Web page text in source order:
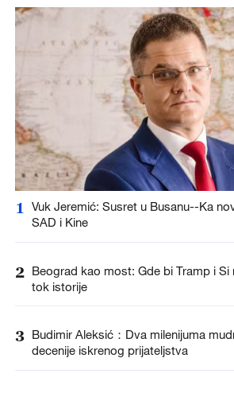
1
Vuk Jeremić: Susret u Busanu--Ka
SAD i Kine
2 Beograd kao most: Gde bi Tramp i
tok istorije
3 Budimir Aleksić：Dva milenijuma
decenije iskrenog prijateljstva